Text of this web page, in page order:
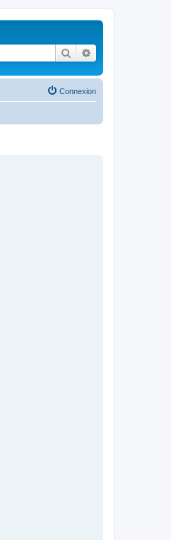
Rechercher
Connexion